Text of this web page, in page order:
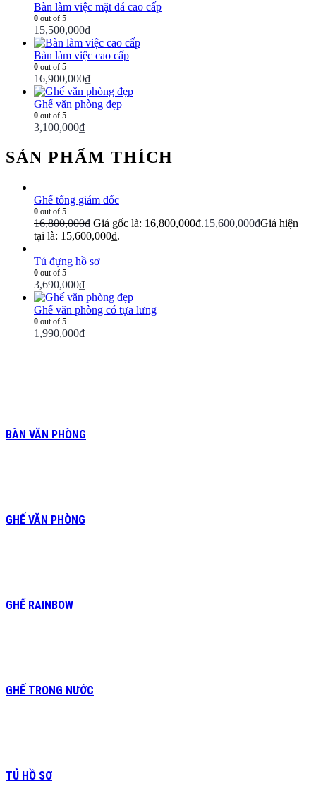
Bàn làm việc mặt đá cao cấp
0 out of 5
15,500,000₫
Bàn làm việc cao cấp
0 out of 5
16,900,000₫
Ghế văn phòng đẹp
0 out of 5
3,100,000₫
SẢN PHẨM THÍCH
Ghế tổng giám đốc
0 out of 5
16,800,000₫ Giá gốc là: 16,800,000₫.15,600,000₫Giá hiện
tại là: 15,600,000₫.
Tủ đựng hồ sơ
0 out of 5
3,690,000₫
Ghế văn phòng có tựa lưng
0 out of 5
1,990,000₫
BÀN VĂN PHÒNG
GHẾ VĂN PHÒNG
GHẾ RAINBOW
GHẾ TRONG NƯỚC
TỦ HỒ SƠ